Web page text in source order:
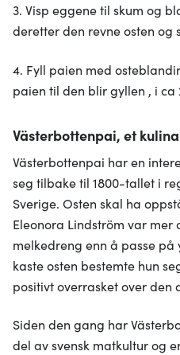
3. Visp eggene til skum og
deretter den revne osten og
4. Fyll paien med
paien til den blir gyllen , i ca
Västerbottenpai, et
Västerbottenpai har en
seg tilbake til 1800-tallet i
Sverige. Osten skal ha
Eleonora Lindström var mer
melkedreng enn å passe på
kaste osten bestemte hun
positivt overrasket over den
Siden den gang har
del av svensk matkultur og